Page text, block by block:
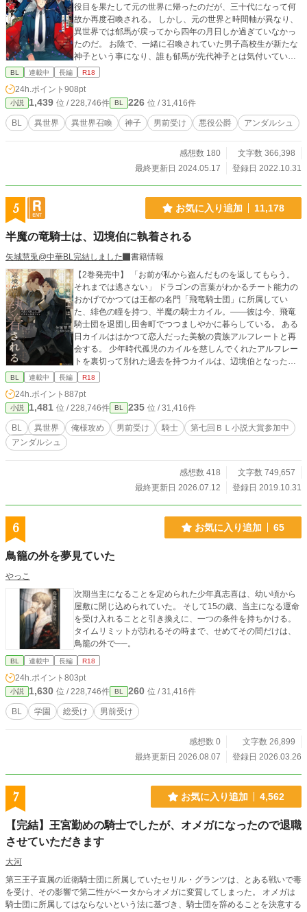
役目を果たして元の世界に帰ったのだが、三十代になって何
故か再度召喚される。 しかし、元の世界と時間軸が異なり、
異世界では郁馬が戻ってから四年の月日しか過ぎていなかっ
たのだ。 お陰で、一緒に召喚されていた男子高校生が新たな
神子という事になり、誰も郁馬が先代神子とは気付いていな
かった。それ所か、周りから邪魔モノとして扱われる事に。
際に元の世界へ戻る原因となった性悪悪役顔公爵様だった。
BL 連載中 長編 R18
24h.ポイント 908pt
小説 1,439 位 / 228,746件 BL 226 位 / 31,416件
BL 異世界 異世界召喚 神子 男前受け 悪役公爵 アンダルシュ
感想数 180
文字数 366,398
最終更新日 2024.05.17
登録日 2022.10.31
5 お気に入り追加 11,178
半魔の竜騎士は、辺境伯に執着される
矢城慧兎@中華BL完結しました
書籍情報
【2巻発売中】 「お前が私から盗んだものを返してもらう。
それまでは逃さない」 ドラゴンの言葉がわかるチート能力の
おかげでかつては王都の名門「飛竜騎士団」に所属してい
た、緋色の瞳を持つ、半魔の騎士カイル。――彼は今、飛竜
騎士団を退団し田舎町でつつましやかに暮らしている。 ある
日カイルははかつて恋人だった美貌の貴族アルフレートと再
会する。 少年時代孤児のカイルを慈しんでくれたアルフレー
トを裏切って別れた過去を持つカイルは、辺境伯となった彼
との再会を喜べず……。一方、氷のような目をしたアルフも
を返して貰おう」と。 過去の恋人に恋着する美貌の辺境伯
と、彼から逃れたい半魔の青年の攻防。 ※時系列的には出会
い編→別離編→１巻、2巻となります。
BL 連載中 長編 R18
24h.ポイント 887pt
小説 1,481 位 / 228,746件 BL 235 位 / 31,416件
BL 異世界 俺様攻め 男前受け 騎士
第七回ＢＬ小説大賞参加中
アンダルシュ
感想数 418
文字数 749,657
最終更新日 2026.07.12
登録日 2019.10.31
6 お気に入り追加 65
鳥籠の外を夢見ていた
やっこ
次期当主になることを定められた少年真志喜は、幼い頃から
屋敷に閉じ込められていた。 そして15の歳、当主になる運命
を受け入れることと引き換えに、一つの条件を持ちかける。
タイムリミットが訪れるその時まで、せめてその間だけは、
鳥籠の外で──。
BL 連載中 長編 R18
24h.ポイント 803pt
小説 1,630 位 / 228,746件 BL 260 位 / 31,416件
BL 学園 総受け 男前受け
感想数 0
文字数 26,899
最終更新日 2026.08.07
登録日 2026.03.26
7 お気に入り追加 4,562
【完結】王宮勤めの騎士でしたが、オメガになったので退職
させていただきます
大河
第三王子直属の近衛騎士団に所属していたセリル・グランツは、とある戦いで毒
を受け、その影響で第二性がベータからオメガに変質してしまった。 オメガは
騎士団に所属してはならないという法に基づき、騎士団を辞めることを決意する